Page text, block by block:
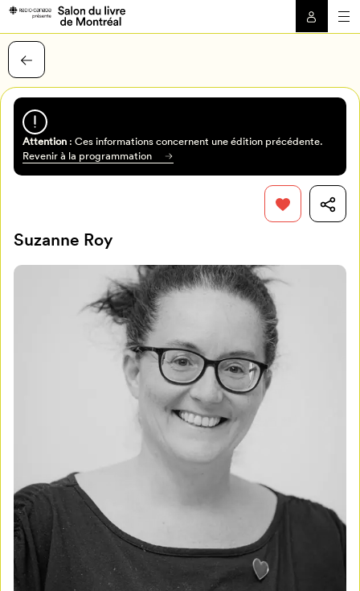
Mon Salon
Programmation
Attention: Ces informations concernent une édition précédente.
Revenir à la programmation
Suzanne Roy
Pour enregistrer vos favoris,
connectez-vous ou créez votre profil
Mon Salon